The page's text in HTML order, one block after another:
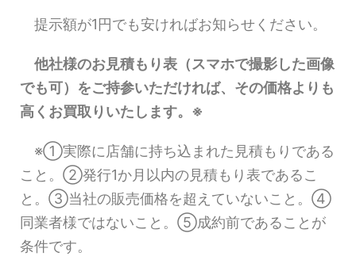
提示額が1円でも安ければお知らせください。
他社様のお見積もり表（スマホで撮影した画像
でも可）をご持参いただければ、その価格よりも
高くお買取りいたします。※
※①実際に店舗に持ち込まれた見積もりである
こと。②発行1か月以内の見積もり表であるこ
と。③当社の販売価格を超えていないこと。④
同業者様ではないこと。⑤成約前であることが
条件です。